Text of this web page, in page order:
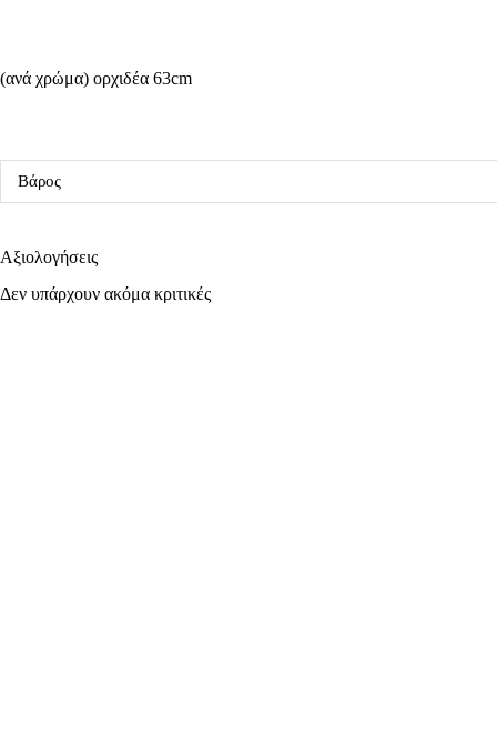
(ανά χρώμα) ορχιδέα 63cm
Βάρος
Αξιολογήσεις
Δεν υπάρχουν ακόμα κριτικές